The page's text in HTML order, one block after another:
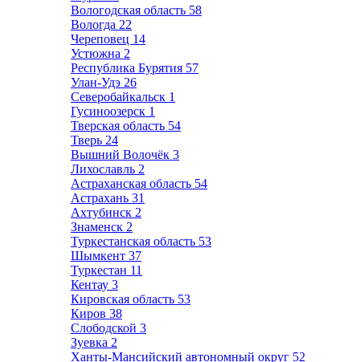
Вологодская область 58
Вологда 22
Череповец 14
Устюжна 2
Республика Бурятия 57
Улан-Удэ 26
Северобайкальск 1
Гусиноозерск 1
Тверская область 54
Тверь 24
Вышний Волочёк 3
Лихославль 2
Астраханская область 54
Астрахань 31
Ахтубинск 2
Знаменск 2
Туркестанская область 53
Шымкент 37
Туркестан 11
Кентау 3
Кировская область 53
Киров 38
Слободской 3
Зуевка 2
Ханты-Мансийский автономный округ 52